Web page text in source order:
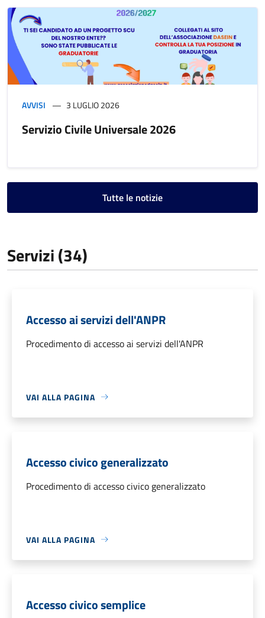
AVVISI 3 LUGLIO 2026
Servizio Civile Universale 2026
Tutte le notizie
Servizi (34)
Accesso ai servizi dell'ANPR
Procedimento di accesso ai servizi dell'ANPR
VAI ALLA PAGINA
Accesso civico generalizzato
Procedimento di accesso civico generalizzato
VAI ALLA PAGINA
Accesso civico semplice